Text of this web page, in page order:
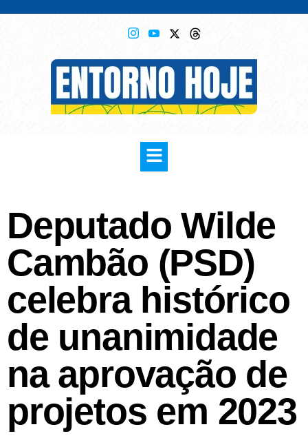
Deputado Wilde
Cambão (PSD)
celebra histórico
de unanimidade
na aprovação de
projetos em 2023